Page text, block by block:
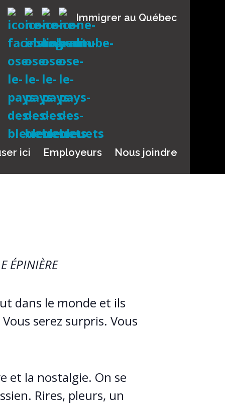
Immigrer au Québec
ici Employeurs Nous joindre
ÉPINIÈRE
dans le monde et ils
serez surpris. Vous
et la nostalgie. On se
Rires, pleurs, un